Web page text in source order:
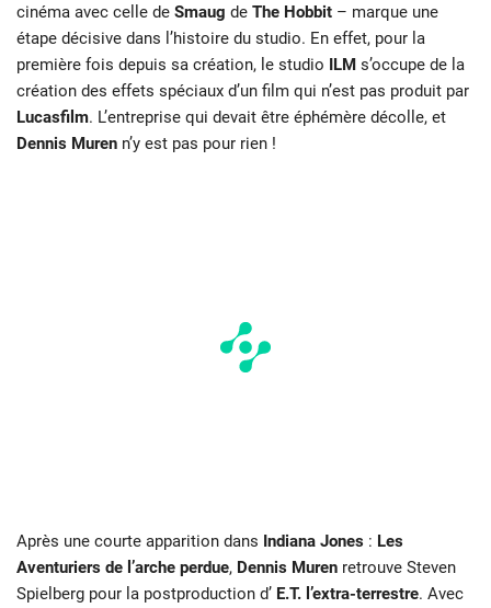
cinéma avec celle de Smaug de The Hobbit – marque une
étape décisive dans l’histoire du studio. En effet, pour la
première fois depuis sa création, le studio ILM s’occupe de la
création des effets spéciaux d’un film qui n’est pas produit par
Lucasfilm. L’entreprise qui devait être éphémère décolle, et
Dennis Muren n’y est pas pour rien !
Après une courte apparition dans Indiana Jones : Les
Aventuriers de l’arche perdue, Dennis Muren retrouve Steven
Spielberg pour la postproduction d’ E.T. l’extra-terrestre. Avec